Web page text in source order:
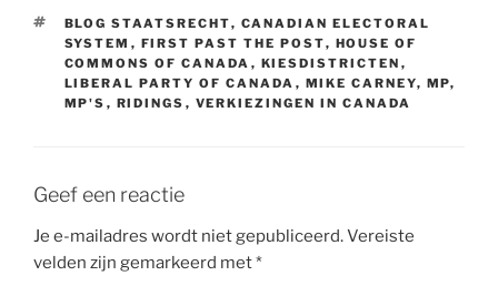
TAGS
BLOG STAATSRECHT, CANADIAN ELECTORAL
SYSTEM , FIRST PAST THE POST, HOUSE OF
COMMONS OF CANADA , KIESDISTRICTEN ,
LIBERAL PARTY OF CANADA , MIKE CARNEY, MP,
MP'S , RIDINGS , VERKIEZINGEN IN CANADA
Geef een reactie
Je e-mailadres wordt niet gepubliceerd.Vereiste
velden zijn gemarkeerd met*